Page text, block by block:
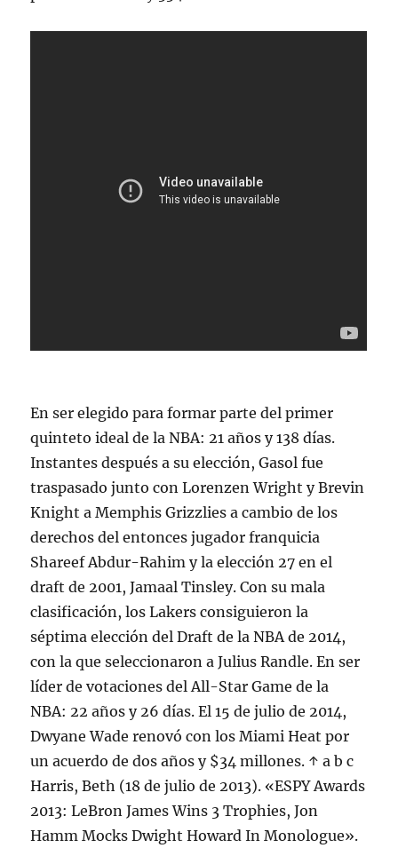
En ser elegido para formar parte del primer
quinteto ideal de la NBA: 21 años y 138 días.
Instantes después a su elección, Gasol fue
traspasado junto con Lorenzen Wright y Brevin
Knight a Memphis Grizzlies a cambio de los
derechos del entonces jugador franquicia
Shareef Abdur-Rahim y la elección 27 en el
draft de 2001, Jamaal Tinsley. Con su mala
clasificación, los Lakers consiguieron la
séptima elección del Draft de la NBA de 2014,
con la que seleccionaron a Julius Randle. En ser
líder de votaciones del All-Star Game de la
NBA: 22 años y 26 días. El 15 de julio de 2014,
Dwyane Wade renovó con los Miami Heat por
un acuerdo de dos años y $34 millones. ↑ a b c
Harris, Beth (18 de julio de 2013). «ESPY Awards
2013: LeBron James Wins 3 Trophies, Jon
Hamm Mocks Dwight Howard In Monologue».